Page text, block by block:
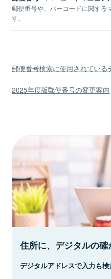
郵便番号や、バーコードに関する
す。
郵便番号検索に使用されている
2025年度版郵便番号の変更案内
住所に、デジタルの確
デジタルアドレスで入力も検